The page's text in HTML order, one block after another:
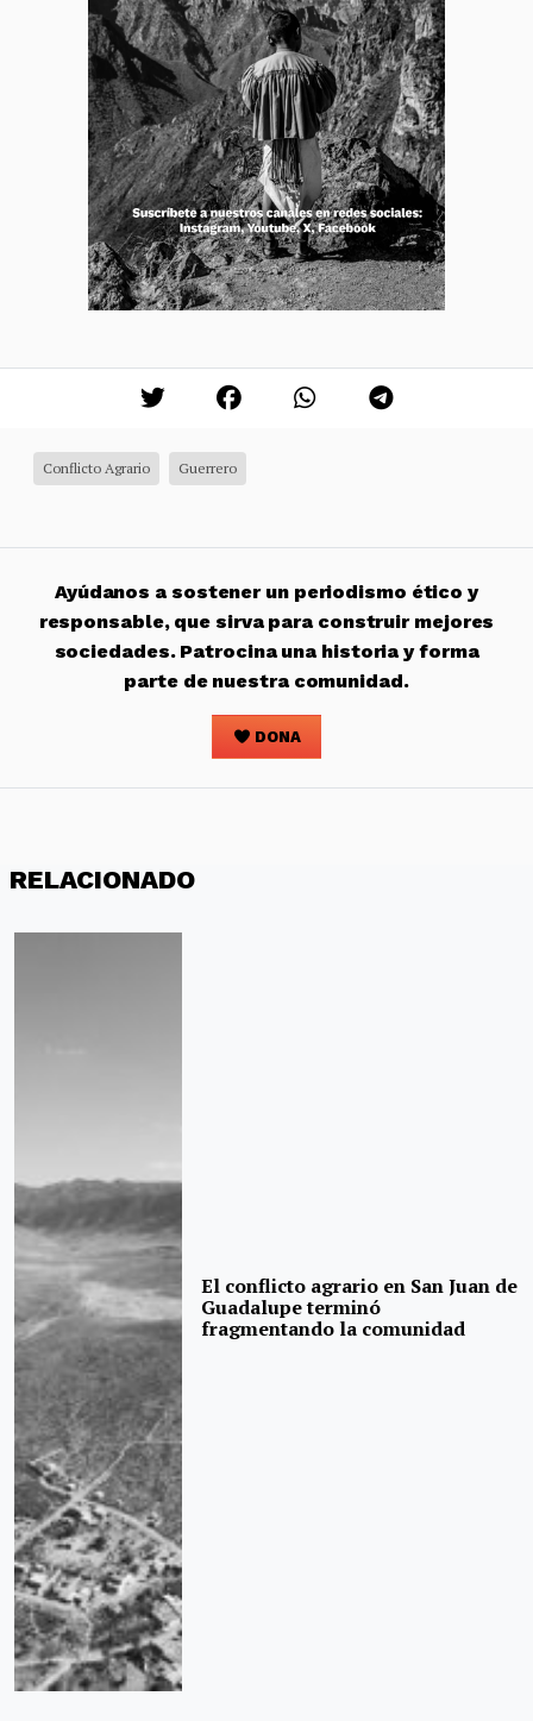
Conflicto Agrario Guerrero
Ayúdanos a sostener un periodismo ético y
responsable, que sirva para construir mejores
sociedades. Patrocina una historia y forma
parte de nuestra comunidad.
DONA
RELACIONADO
El conflicto agrario en San Juan de
Guadalupe terminó
fragmentando la comunidad